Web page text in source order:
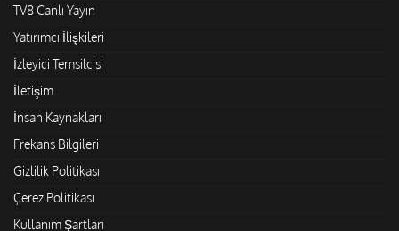
TV8 Canlı Yayın
Yatırımcı İlişkileri
İzleyici Temsilcisi
İletişim
İnsan Kaynakları
Frekans Bilgileri
Gizlilik Politikası
Çerez Politikası
Kullanım Şartları